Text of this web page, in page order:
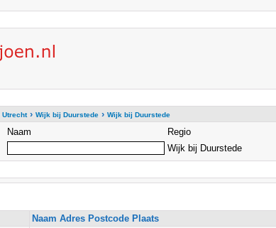
Utrecht› Wijk bij Duurstede› Wijk bij Duurstede
Naam
Regio
Wijk bij Duurstede
Naam Adres Postcode Plaats